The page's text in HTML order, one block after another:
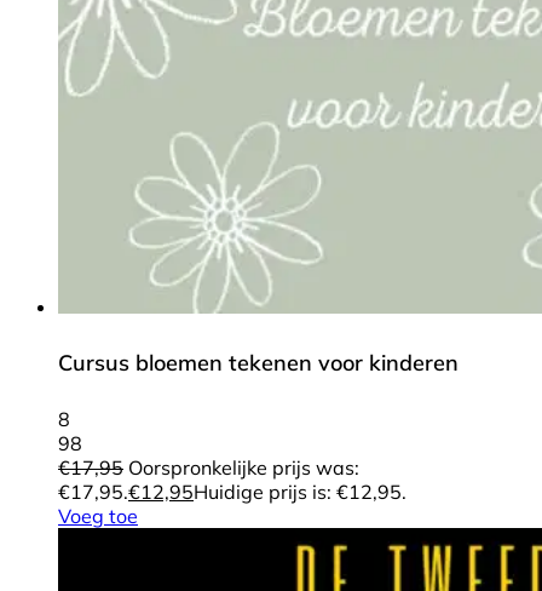
Cursus bloemen tekenen voor kinderen
8
98
€17,95 Oorspronkelijke prijs was:
€17,95.€12,95Huidige prijs is: €12,95.
Voeg toe